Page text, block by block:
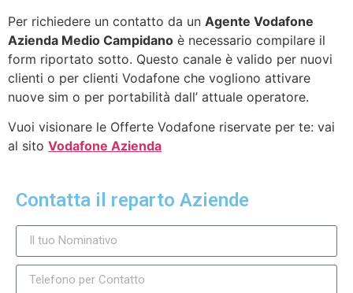
Per richiedere un contatto da un Agente Vodafone
Azienda Medio Campidano è necessario compilare il
form riportato sotto. Questo canale è valido per nuovi
clienti o per clienti Vodafone che vogliono attivare
nuove sim o per portabilità dall’ attuale operatore.
Vuoi visionare le Offerte Vodafone riservate per te: vai
al sito Vodafone Azienda
Contatta il reparto Aziende